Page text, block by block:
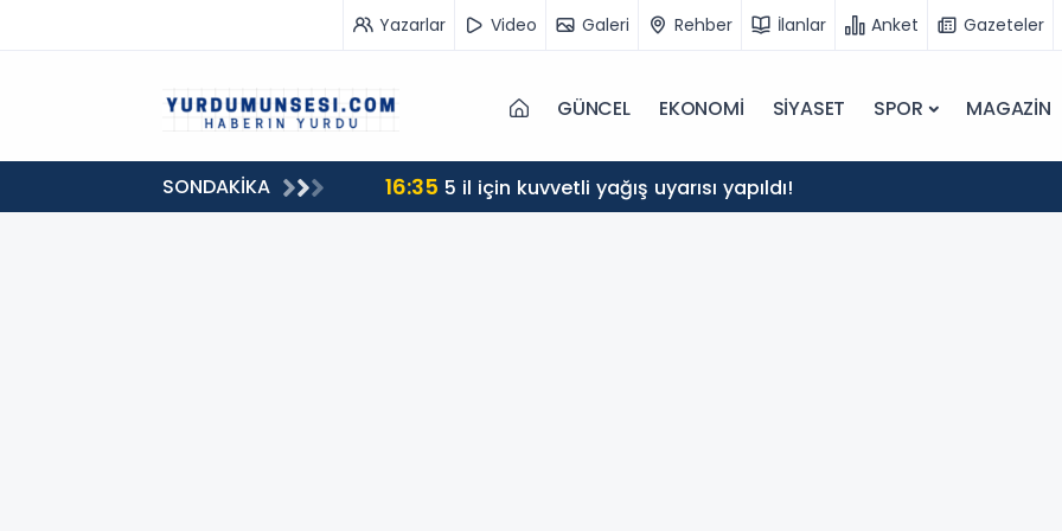
Yazarlar Video Galeri Rehber İlanlar Anket Gazeteler
GÜNCEL EKONOMİ SİYASET SPOR MAGAZİN
SONDAKİKA 16:35 5 il için kuvvetli yağış uyarısı yapıldı!